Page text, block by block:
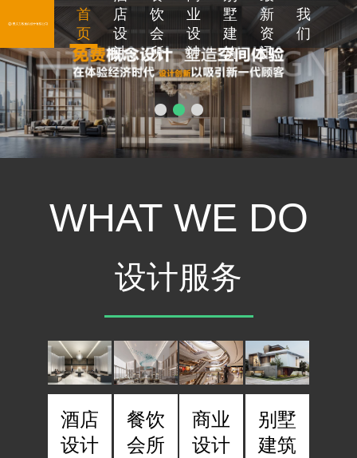
首
页
店
设
计
饮
会
所
业
设
计
墅
建
筑
新
资
讯
我
们
WHAT WE DO
设计服务
酒店
设计
餐饮
会所
商业
设计
别墅
建筑